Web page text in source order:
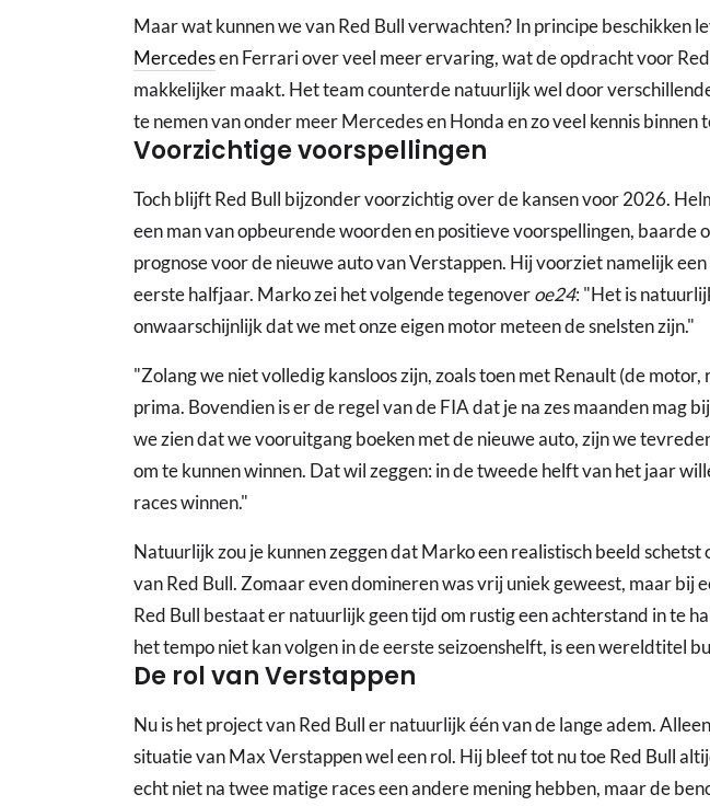
Maar wat kunnen we van Red Bull verwachten? In principe beschikken
Mercedesen Ferrari over veel meer ervaring, wat de opdracht voor
makkelijker maakt. Het team counterde natuurlijk wel door
te nemen van onder meer Mercedes en Honda en zo veel kennis binnen
Voorzichtige voorspellingen
Toch blijft Red Bull bijzonder voorzichtig over de kansen voor 2026.
een man van opbeurende woorden en positieve voorspellingen, baarde
prognose voor de nieuwe auto van Verstappen. Hij voorziet namelijk
eerste halfjaar. Marko zei het volgende tegenoveroe24: "Het is
onwaarschijnlijk dat we met onze eigen motor meteen de snelsten zijn."
"Zolang we niet volledig kansloos zijn, zoals toen met Renault (de motor,
prima. Bovendien is er de regel van de FIA dat je na zes maanden mag
we zien dat we vooruitgang boeken met de nieuwe auto, zijn we
om te kunnen winnen. Dat wil zeggen: in de tweede helft van het jaar
races winnen."
Natuurlijk zou je kunnen zeggen dat Marko een realistisch beeld schetst
van Red Bull. Zomaar even domineren was vrij uniek geweest, maar bij
Red Bull bestaat er natuurlijk geen tijd om rustig een achterstand in te
het tempo niet kan volgen in de eerste seizoenshelft, is een wereldtitel
De rol van Verstappen
Nu is het project van Red Bull er natuurlijk één van de lange adem.
situatie van Max Verstappen wel een rol. Hij bleef tot nu toe Red Bull
echt niet na twee matige races een andere mening hebben, maar de